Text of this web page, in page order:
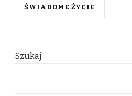
ŚWIADOME ŻYCIE
Szukaj